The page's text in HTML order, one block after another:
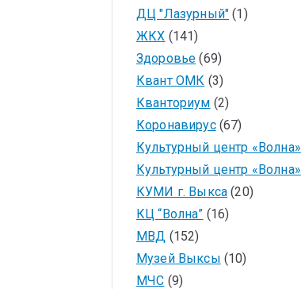
ДЦ "Лазурный" (1)
ЖКХ (141)
Здоровье (69)
Квант ОМК (3)
Кванториум (2)
Коронавирус(67)
Культурный центр «Волна»
Культурный центр «Волна»
КУМИ г. Выкса (20)
КЦ “Волна” (16)
МВД (152)
Музей Выксы (10)
МЧС (9)